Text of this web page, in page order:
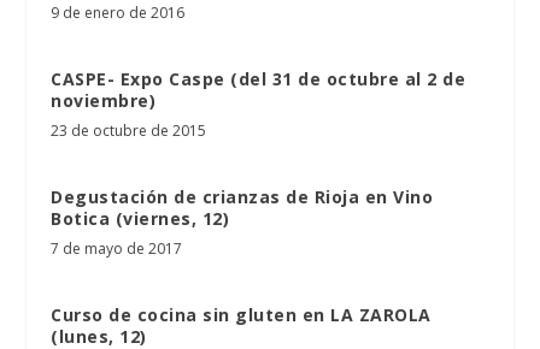
9 de enero de 2016
CASPE- Expo Caspe (del 31 de octubre al 2 de
noviembre)
23 de octubre de 2015
Degustación de crianzas de Rioja en Vino
Botica (viernes, 12)
7 de mayo de 2017
Curso de cocina sin gluten en LA ZAROLA
(lunes, 12)